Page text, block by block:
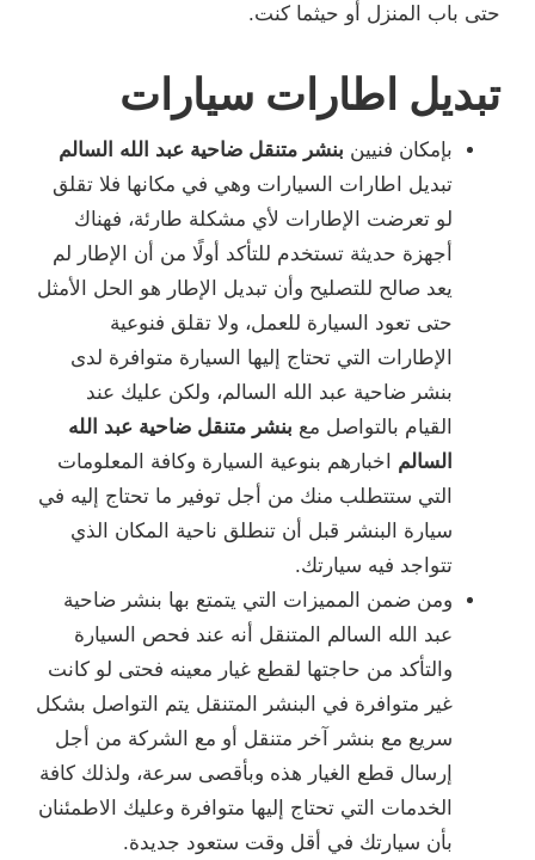
حتى باب المنزل أو حيثما كنت.
تبديل اطارات سيارات
بإمكان فنيين بنشر متنقل ضاحية عبد الله السالم
تبديل اطارات السيارات وهي في مكانها فلا تقلق
لو تعرضت الإطارات لأي مشكلة طارئة، فهناك
أجهزة حديثة تستخدم للتأكد أولًا من أن الإطار لم
يعد صالح للتصليح وأن تبديل الإطار هو الحل الأمثل
حتى تعود السيارة للعمل، ولا تقلق فنوعية
الإطارات التي تحتاج إليها السيارة متوافرة لدى
بنشر ضاحية عبد الله السالم، ولكن عليك عند
القيام بالتواصل مع بنشر متنقل ضاحية عبد الله
السالم اخبارهم بنوعية السيارة وكافة المعلومات
التي ستتطلب منك من أجل توفير ما تحتاج إليه في
سيارة البنشر قبل أن تنطلق ناحية المكان الذي
تتواجد فيه سيارتك.
ومن ضمن المميزات التي يتمتع بها بنشر ضاحية
عبد الله السالم المتنقل أنه عند فحص السيارة
والتأكد من حاجتها لقطع غيار معينه فحتى لو كانت
غير متوافرة في البنشر المتنقل يتم التواصل بشكل
سريع مع بنشر آخر متنقل أو مع الشركة من أجل
إرسال قطع الغيار هذه وبأقصى سرعة، ولذلك كافة
الخدمات التي تحتاج إليها متوافرة وعليك الاطمئنان
بأن سيارتك في أقل وقت ستعود جديدة.